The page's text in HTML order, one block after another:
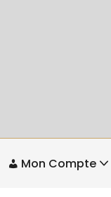
Mon Compte